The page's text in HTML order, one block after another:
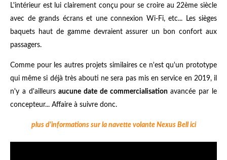
L'intérieur est lui clairement conçu pour se croire au 22ème siècle
avec de grands écrans et une connexion Wi-Fi, etc... Les sièges
baquets haut de gamme devraient assurer un bon confort aux
passagers.
Comme pour les autres projets similaires ce n'est qu'un prototype
qui même si déjà très abouti ne sera pas mis en service en 2019, il
n'y a d'ailleursaucune date de commercialisationavancée par le
concepteur... Affaire à suivre donc.
plus d'informations sur la navette volante Nexus Bell ici